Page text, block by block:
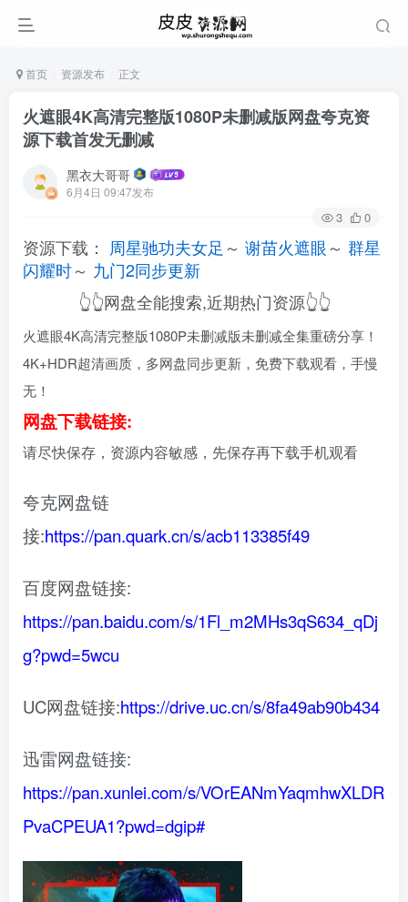
首页 资源发布 正文
火遮眼4K高清完整版1080P未删减版网盘夸克资
源下载首发无删减
黑衣大哥哥
6月4日 09:47发布
3 0
资源下载： 周星驰功夫女足 ～ 谢苗火遮眼～ 群星
闪耀时～ 九门2同步更新
👆👆网盘全能搜索,近期热门资源👆👆
火遮眼4K高清完整版1080P未删减版未删减全集重磅分享！
4K+HDR超清画质，多网盘同步更新，免费下载观看，手慢
无！
网盘下载链接:
请尽快保存，资源内容敏感，先保存再下载手机观看
夸克网盘链
接:https://pan.quark.cn/s/acb113385f49
百度网盘链接:
https://pan.baidu.com/s/1Fl_m2MHs3qS634_qDj
g?pwd=5wcu
UC网盘链接:https://drive.uc.cn/s/8fa49ab90b434
迅雷网盘链接:
https://pan.xunlei.com/s/VOrEANmYaqmhwXLDR
PvaCPEUA1?pwd=dgip#